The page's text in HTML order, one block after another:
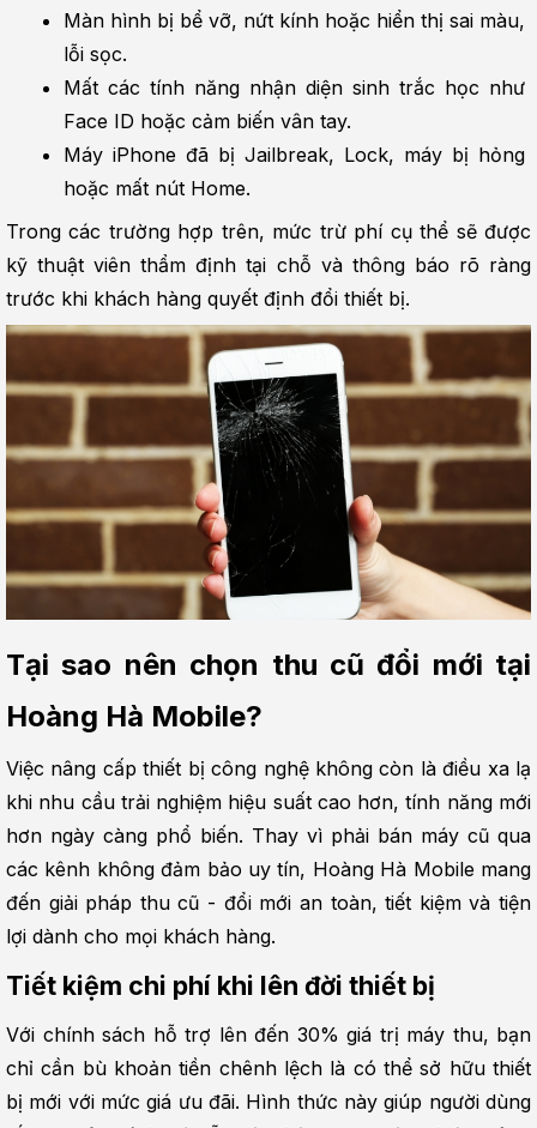
Màn hình bị bể vỡ, nứt kính hoặc hiển thị sai màu,
lỗi sọc.
Mất các tính năng nhận diện sinh trắc học như
Face ID hoặc cảm biến vân tay.
Máy iPhone đã bị Jailbreak, Lock, máy bị hỏng
hoặc mất nút Home.
Trong các trường hợp trên, mức trừ phí cụ thể sẽ được
kỹ thuật viên thẩm định tại chỗ và thông báo rõ ràng
trước khi khách hàng quyết định đổi thiết bị.
Tại sao nên chọn thu cũ đổi mới tại
Hoàng Hà Mobile?
Việc nâng cấp thiết bị công nghệ không còn là điều xa lạ
khi nhu cầu trải nghiệm hiệu suất cao hơn, tính năng mới
hơn ngày càng phổ biến. Thay vì phải bán máy cũ qua
các kênh không đảm bảo uy tín, Hoàng Hà Mobile mang
đến giải pháp thu cũ - đổi mới an toàn, tiết kiệm và tiện
lợi dành cho mọi khách hàng.
Tiết kiệm chi phí khi lên đời thiết bị
Với chính sách hỗ trợ lên đến 30% giá trị máy thu, bạn
chỉ cần bù khoản tiền chênh lệch là có thể sở hữu thiết
bị mới với mức giá ưu đãi. Hình thức này giúp người dùng